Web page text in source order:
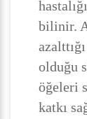
bilinir.
olduğu
öğeleri
katkı